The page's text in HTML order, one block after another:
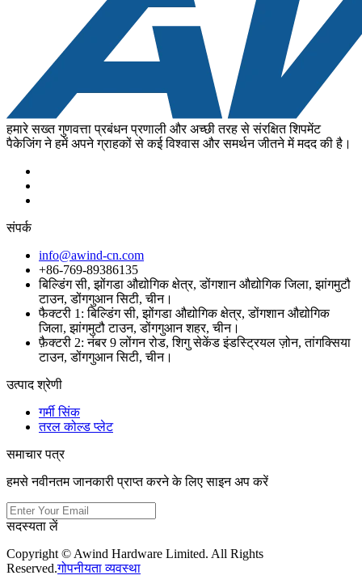
हमारे सख्त गुणवत्ता प्रबंधन प्रणाली और अच्छी तरह से संरक्षित शिपमेंट
पैकेजिंग ने हमें अपने ग्राहकों से कई विश्वास और समर्थन जीतने में मदद की है।
संपर्क
info@awind-cn.com
+86-769-89386135
बिल्डिंग सी, झोंगडा औद्योगिक क्षेत्र, डोंगशान औद्योगिक जिला, झांगमुटौ
टाउन, डोंगगुआन सिटी, चीन।
फैक्टरी 1: बिल्डिंग सी, झोंगडा औद्योगिक क्षेत्र, डोंगशान औद्योगिक
जिला, झांगमुटौ टाउन, डोंगगुआन शहर, चीन।
फ़ैक्टरी 2: नंबर 9 लोंगन रोड, शिगु सेकेंड इंडस्ट्रियल ज़ोन, तांगक्सिया
टाउन, डोंगगुआन सिटी, चीन।
उत्पाद श्रेणी
गर्मी सिंक
तरल कोल्ड प्लेट
समाचार पत्र
हमसे नवीनतम जानकारी प्राप्त करने के लिए साइन अप करें
सदस्यता लें
Copyright © Awind Hardware Limited. All Rights
Reserved.गोपनीयता व्यवस्था